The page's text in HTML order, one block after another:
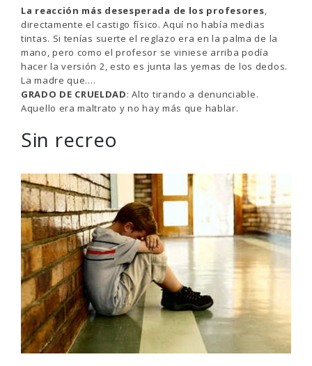
La reacción más desesperada de los profesores,
directamente el castigo físico. Aquí no había medias
tintas. Si tenías suerte el reglazo era en la palma de la
mano, pero como el profesor se viniese arriba podía
hacer la versión 2, esto es junta las yemas de los dedos.
La madre que….
GRADO DE CRUELDAD: Alto tirando a denunciable.
Aquello era maltrato y no hay más que hablar.
Sin recreo